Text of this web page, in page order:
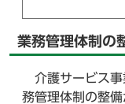
業務管理体制の
介護サービス事
務管理体制の整